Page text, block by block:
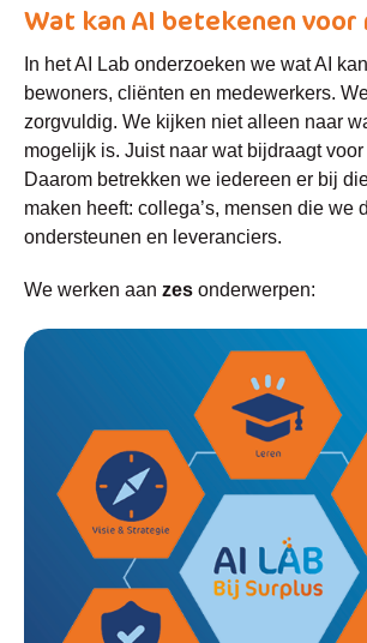
Wat kan AI betekenen voor
In het AI Lab onderzoeken we wat AI
bewoners, cliënten en medewerkers.
zorgvuldig. We kijken niet alleen naar
mogelijk is. Juist naar wat bijdraagt
Daarom betrekken we iedereen er bij
maken heeft: collega’s, mensen die we
ondersteunen en leveranciers.
We werken aan zes onderwerpen: